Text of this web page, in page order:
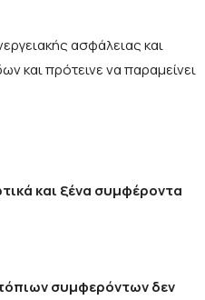
ασφάλειας και
και πρότεινε να παραμείνει
και ξένα συμφέροντα
συμφερόντων δεν